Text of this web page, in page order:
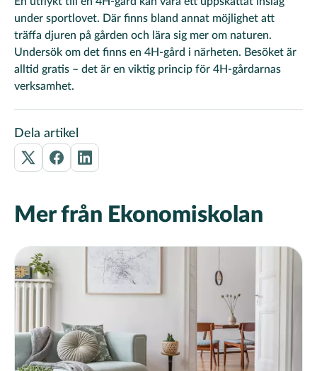
under sportlovet. Där finns bland annat möjlighet att
träffa djuren på gården och lära sig mer om naturen.
Undersök om det finns en 4H-gård i närheten. Besöket är
alltid gratis – det är en viktig princip för 4H-gårdarnas
verksamhet.
Dela artikel
Mer från Ekonomiskolan